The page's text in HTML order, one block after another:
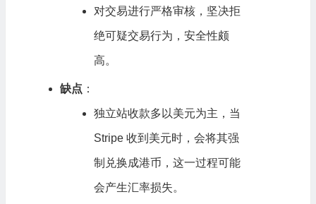
对交易进行严格审核，坚决拒
绝可疑交易行为，安全性颇
高。
缺点 ：
独立站收款多以美元为主，当
Stripe 收到美元时，会将其强
制兑换成港币，这一过程可能
会产生汇率损失。